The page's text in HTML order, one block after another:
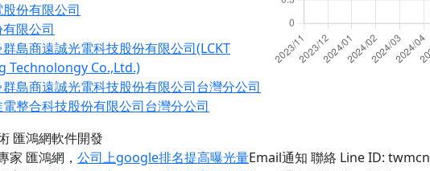
份有限公司
限公司
島商遠誠光電科技股份有限公司(LCKT
Technolongy Co.,Ltd.)
島商遠誠光電科技股份有限公司台灣分公司
整合科技股份有限公司台灣分公司
匯鴻網軟件開發
家 匯鴻網 ， 公司上google排名提高曝光量Email通知 聯絡 Line ID: twmcn